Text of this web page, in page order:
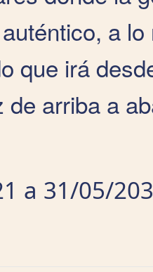
a lo
que irá
de arriba a
a 31/05/